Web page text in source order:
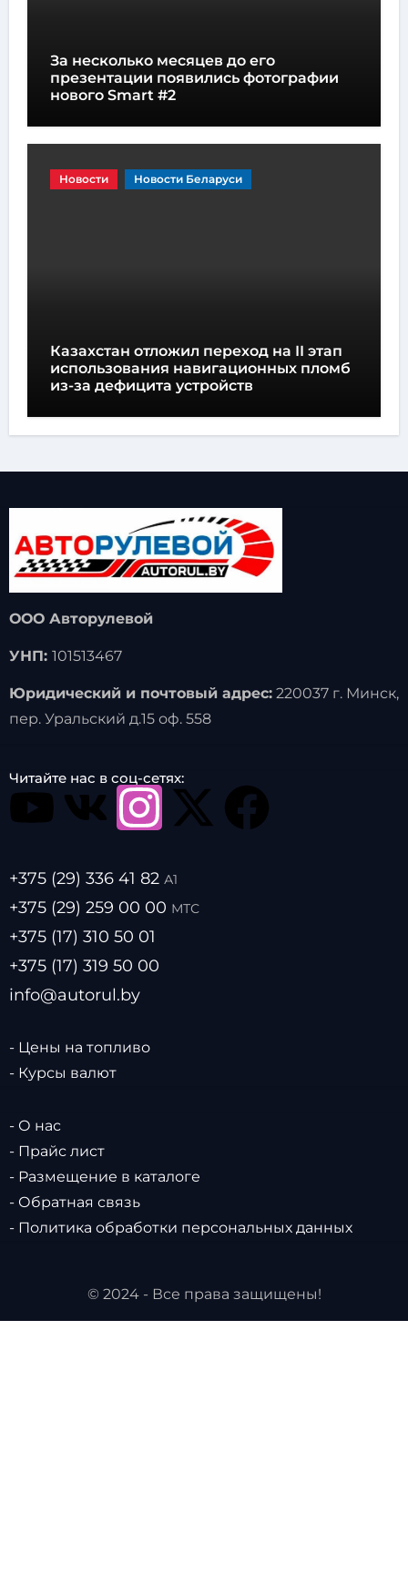
За несколько месяцев до его
презентации появились фотографии
нового Smart #2
Новости Новости Беларуси
Казахстан отложил переход на II этап
использования навигационных пломб
из-за дефицита устройств
ООО Авторулевой
УНП: 101513467
Юридический и почтовый адрес:220037 г. Минск,
пер. Уральский д.15 оф. 558
Читайте нас в соц-сетях:
+375 (29) 336 41 82 А1
+375 (29) 259 00 00 МТС
+375 (17) 310 50 01
+375 (17) 319 50 00
info@autorul.by
- Цены на топливо
- Курсы валют
- О нас
- Прайс лист
- Размещение в каталоге
- Обратная связь
- Политика обработки персональных данных
© 2024 - Все права защищены!